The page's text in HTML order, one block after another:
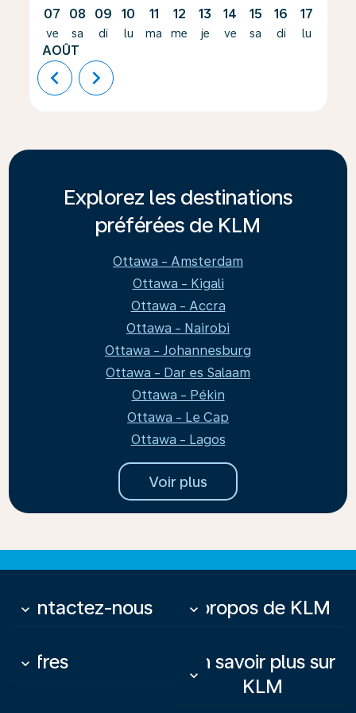
07
ve
AOÛT
08
sa
09
di
10
lu
11
ma
12
me
13
je
14
ve
15
sa
16
di
17
lu
chevron_left chevron_right
Explorez les destinations
préférées de KLM
Ottawa - Amsterdam
Ottawa - Kigali
Ottawa - Accra
Ottawa - Nairobi
Ottawa - Johannesburg
Ottawa - Dar es Salaam
Ottawa - Pékin
Ottawa - Le Cap
Ottawa - Lagos
Voir plus
Contactez-nous
keyboard_arrow_down À propos de KLM
keyboard_arrow_down
Offres
keyboard_arrow_down
En savoir plus sur
KLM
keyboard_arrow_down